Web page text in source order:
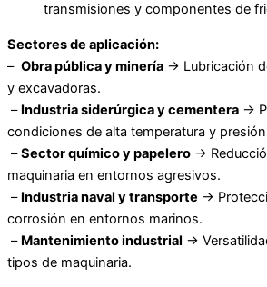
transmisiones y componentes de
Sectores de aplicación:
– Obra pública y minería → Lubricación
y excavadoras.
– Industria siderúrgica y cementera →
condiciones de alta temperatura y
–Sector químico y papelero →
maquinaria en entornos agresivos.
– Industria naval y transporte →
corrosión en entornos marinos.
– Mantenimiento industrial →
tipos de maquinaria.